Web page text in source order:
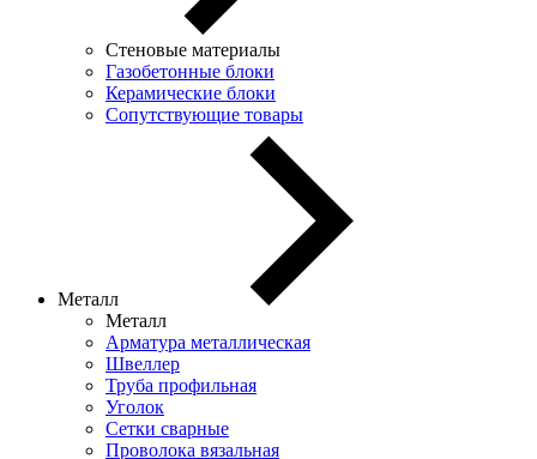
Стеновые материалы
Газобетонные блоки
Керамические блоки
Сопутствующие товары
Металл
Металл
Арматура металлическая
Швеллер
Труба профильная
Уголок
Сетки сварные
Проволока вязальная